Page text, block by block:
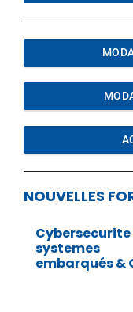
NOUVELLES
Cybersecurite
systemes
embarqués &